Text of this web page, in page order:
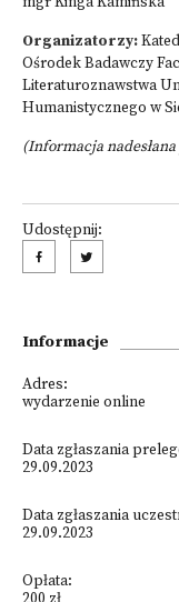
Organizatorzy:
Ośrodek Badawczy
Literaturoznawstwa
Humanistycznego w
(Informacja
Udostępnij:
Informacje
Adres:
wydarzenie online
Data zgłaszania
29.09.2023
Data zgłaszania
29.09.2023
Opłata: